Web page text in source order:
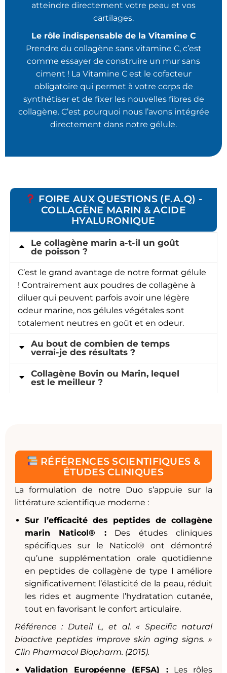
atteindre directement votre peau et vos
cartilages.
Le rôle indispensable de la Vitamine C
Prendre du collagène sans vitamine C, c’est
comme essayer de construire un mur sans
ciment ! La Vitamine C est le cofacteur
obligatoire qui permet à votre corps de
synthétiser et de fixer les nouvelles fibres de
collagène. C’est pourquoi nous l’avons intégrée
directement dans notre gélule.
FOIRE AUX QUESTIONS (F.A.Q) -
COLLAGÈNE MARIN & ACIDE
HYALURONIQUE
Le collagène marin a-t-il un goût
de poisson ?
C’est le grand avantage de notre format gélule
! Contrairement aux poudres de collagène à
diluer qui peuvent parfois avoir une légère
odeur marine, nos gélules végétales sont
totalement neutres en goût et en odeur.
Au bout de combien de temps
verrai-je des résultats ?
Collagène Bovin ou Marin, lequel
est le meilleur ?
RÉFÉRENCES SCIENTIFIQUES &
ÉTUDES CLINIQUES
La formulation de notre Duo s’appuie sur la
littérature scientifique moderne :
Sur l’efficacité des peptides de collagène
marin Naticol® :Des études cliniques
spécifiques sur le Naticol® ont démontré
qu’une supplémentation orale quotidienne
en peptides de collagène de type I améliore
significativement l’élasticité de la peau, réduit
les rides et augmente l’hydratation cutanée,
tout en favorisant le confort articulaire.
Référence : Duteil L, et al. « Specific natural
bioactive peptides improve skin aging signs. »
Clin Pharmacol Biopharm. (2015).
Validation Européenne (EFSA) :Les rôles